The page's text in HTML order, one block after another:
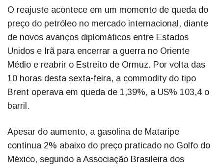
O reajuste acontece em um momento de queda do
preço do petróleo no mercado internacional, diante
de novos avanços diplomáticos entre Estados
Unidos e Irã para encerrar a guerra no Oriente
Médio e reabrir o Estreito de Ormuz. Por volta das
10 horas desta sexta-feira, a commodity do tipo
Brent operava em queda de 1,39%, a US% 103,4 o
barril.
Apesar do aumento, a gasolina de Mataripe
continua 2% abaixo do preço praticado no Golfo do
México, segundo a Associação Brasileira dos